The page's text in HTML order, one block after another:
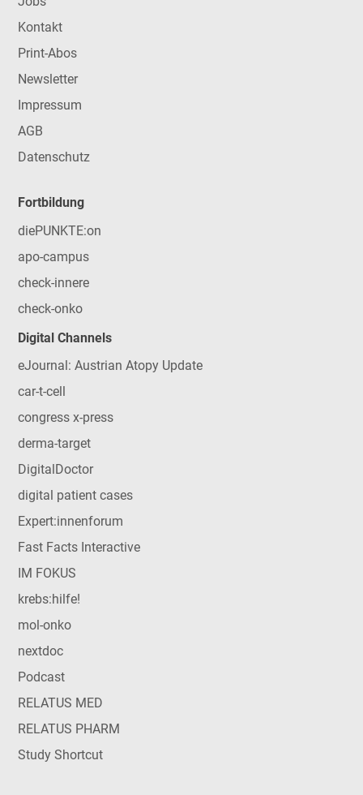
Kontakt
Print-Abos
Newsletter
Impressum
AGB
Datenschutz
Fortbildung
diePUNKTE:on
apo-campus
check-innere
check-onko
Digital Channels
eJournal: Austrian Atopy Update
car-t-cell
congress x-press
derma-target
DigitalDoctor
digital patient cases
Expert:innenforum
Fast Facts Interactive
IM FOKUS
krebs:hilfe!
mol-onko
nextdoc
Podcast
RELATUS MED
RELATUS PHARM
Study Shortcut